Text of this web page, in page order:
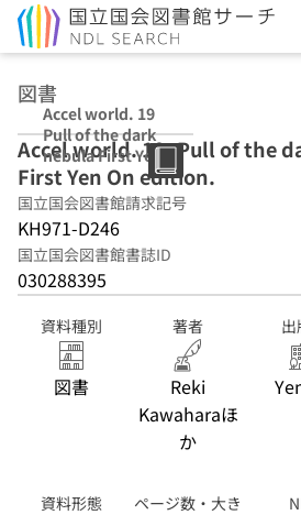
図書
Accel world. 19
Pull of the dark
nebula First Yen
On edition.
Accel world. 19, Pull of the
First Yen On edition.
国立国会図書館請求記号
KH971-D246
国立国会図書館書誌ID
030288395
資料種別
図書
著者
Reki
Kawaharaほ
か
資料形態
ページ数・大き